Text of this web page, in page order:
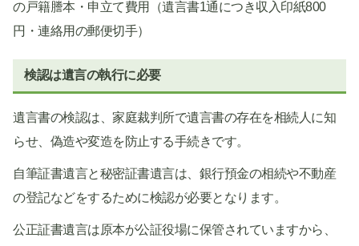
の戸籍謄本・申立て費用（遺言書1通につき収入印紙800
円・連絡用の郵便切手）
検認は遺言の執行に必要
遺言書の検認は、家庭裁判所で遺言書の存在を相続人に知
らせ、偽造や変造を防止する手続きです。
自筆証書遺言と秘密証書遺言は、銀行預金の相続や不動産
の登記などをするために検認が必要となります。
公正証書遺言は原本が公証役場に保管されていますから、